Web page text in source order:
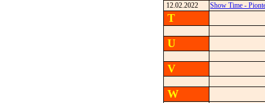
12.02.2022 Show Time -
T
U
V
W